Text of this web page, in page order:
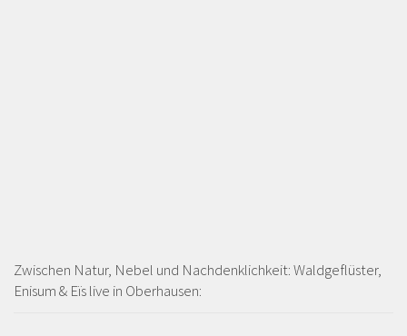
Zwischen Natur, Nebel und Nachdenklichkeit: Waldgeflüster,
Enisum & Eïs live in Oberhausen: